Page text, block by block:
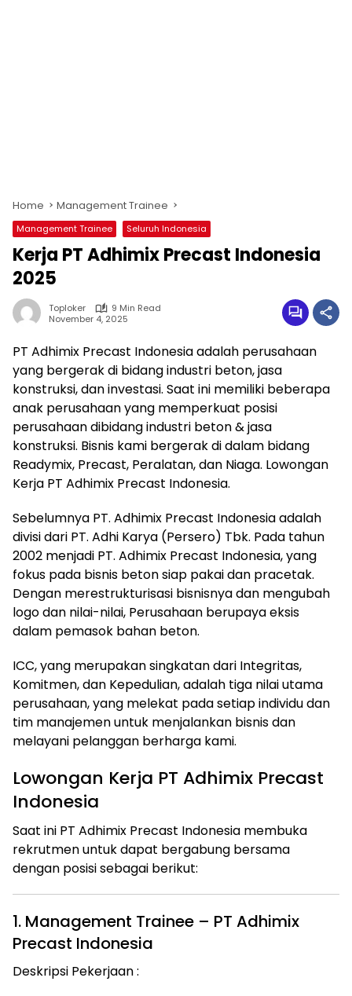
Home Management Trainee
Management Trainee Seluruh Indonesia
Kerja PT Adhimix Precast Indonesia
2025
Toploker
9 Min Read
November 4, 2025
PT Adhimix Precast Indonesia adalah perusahaan
yang bergerak di bidang industri beton, jasa
konstruksi, dan investasi. Saat ini memiliki beberapa
anak perusahaan yang memperkuat posisi
perusahaan dibidang industri beton & jasa
konstruksi. Bisnis kami bergerak di dalam bidang
Readymix, Precast, Peralatan, dan Niaga. Lowongan
Kerja PT Adhimix Precast Indonesia.
Sebelumnya PT. Adhimix Precast Indonesia adalah
divisi dari PT. Adhi Karya (Persero) Tbk. Pada tahun
2002 menjadi PT. Adhimix Precast Indonesia, yang
fokus pada bisnis beton siap pakai dan pracetak.
Dengan merestrukturisasi bisnisnya dan mengubah
logo dan nilai-nilai, Perusahaan berupaya eksis
dalam pemasok bahan beton.
ICC, yang merupakan singkatan dari Integritas,
Komitmen, dan Kepedulian, adalah tiga nilai utama
perusahaan, yang melekat pada setiap individu dan
tim manajemen untuk menjalankan bisnis dan
melayani pelanggan berharga kami.
Lowongan Kerja PT Adhimix Precast
Indonesia
Saat ini PT Adhimix Precast Indonesia membuka
rekrutmen untuk dapat bergabung bersama
dengan posisi sebagai berikut:
1. Management Trainee – PT Adhimix
Precast Indonesia
Deskripsi Pekerjaan :